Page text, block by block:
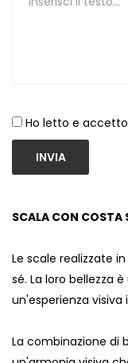
Ho letto e
INVIA
SCALA CON COSTA
Le scale realizzate
sé. La loro bellezza
un'esperienza
La combinazione di